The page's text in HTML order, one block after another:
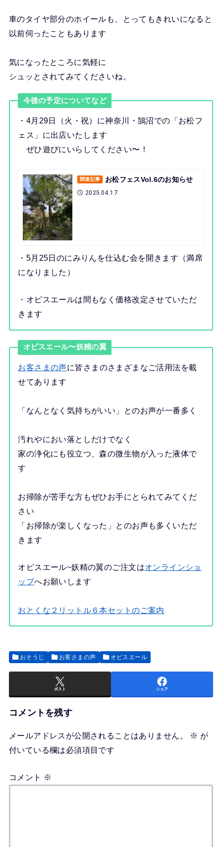
車のタイヤ部分のホイールも、とってもきれいになると
以前伺ったこともあります
気になったところに気軽に
シュッとされてみてくださいね。
今後の予定についてなど
・4月29日（火・祝）に神奈川・鵠沼での「お松フ
ェス」に出店いたします
ぜひ遊びにいらしてください〜！
関連記事 お松フェスVol.6のお知らせ
2025.04.17
・5月25日のにみりんを仕込む会を開きます（満席
になりました）
・オピスエールは間もなく価格改定させていただ
きます
オピスエール〜妖精の翼
お客さまの声に皆さまのさまざまなご活用法を載
せてあります
「なんとなく気持ちがいい」とのお声が一番多く
汚れやにおい落としだけでなく
家の浄化にも役立つ、森の微生物が入った液体で
す
お掃除が苦手な方もぜひお手にとられてみてくだ
さい
「お掃除が楽しくなった」とのお声も多くいただ
きます
オピスエール~妖精の翼のご注文はオンラインショ
ップへお願いします
おとくな２リットル６本セットのご案内
おそうじ お客さまの声 オピスエール
ポスト シェア
コメントを残す
メールアドレスが公開されることはありません。 ※ が
付いている欄は必須項目です
コメント ※